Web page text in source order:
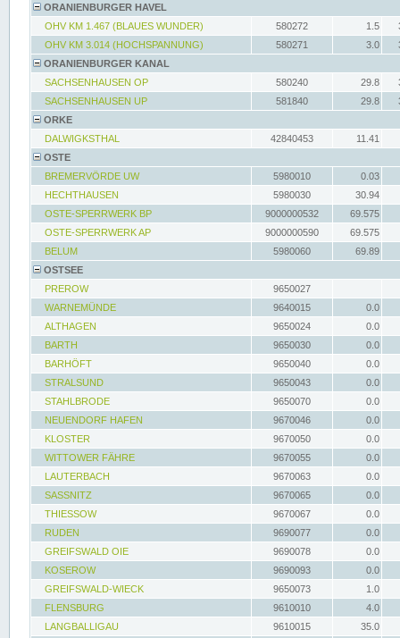
ORANIENBURGER HAVEL
OHV KM 1.467 (BLAUES WUNDER)
580272 1.5
OHV KM 3.014 (HOCHSPANNUNG)
580271 3.0
ORANIENBURGER KANAL
SACHSENHAUSEN OP
580240 29.8
SACHSENHAUSEN UP
581840 29.8
ORKE
DALWIGKSTHAL
42840453
11.41
OSTE
BREMERVÖRDE UW
5980010
0.03
HECHTHAUSEN
5980030
30.94
OSTE-SPERRWERK BP
9000000532
69.575
OSTE-SPERRWERK AP
9000000590
69.575
BELUM
5980060
69.89
OSTSEE
PREROW
9650027
WARNEMÜNDE
9640015
0.0
ALTHAGEN
9650024
0.0
BARTH
9650030
0.0
BARHÖFT
9650040
0.0
STRALSUND
9650043
0.0
STAHLBRODE
9650070
0.0
NEUENDORF HAFEN
9670046
0.0
KLOSTER
9670050
0.0
WITTOWER FÄHRE
9670055
0.0
LAUTERBACH
9670063
0.0
SASSNITZ
9670065
0.0
THIESSOW
9670067
0.0
RUDEN
9690077
0.0
GREIFSWALD OIE
9690078
0.0
KOSEROW
9690093
0.0
GREIFSWALD-WIECK
9650073
1.0
FLENSBURG
9610010
4.0
LANGBALLIGAU
9610015
35.0